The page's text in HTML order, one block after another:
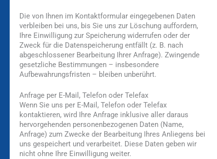
Die von Ihnen im Kontaktformular eingegebenen Daten
verbleiben bei uns, bis Sie uns zur Löschung auffordern,
Ihre Einwilligung zur Speicherung widerrufen oder der
Zweck für die Datenspeicherung entfällt (z. B. nach
abgeschlossener Bearbeitung Ihrer Anfrage). Zwingende
gesetzliche Bestimmungen – insbesondere
Aufbewahrungsfristen – bleiben unberührt.
Anfrage per E-Mail, Telefon oder Telefax
Wenn Sie uns per E-Mail, Telefon oder Telefax
kontaktieren, wird Ihre Anfrage inklusive aller daraus
hervorgehenden personenbezogenen Daten (Name,
Anfrage) zum Zwecke der Bearbeitung Ihres Anliegens bei
uns gespeichert und verarbeitet. Diese Daten geben wir
nicht ohne Ihre Einwilligung weiter.